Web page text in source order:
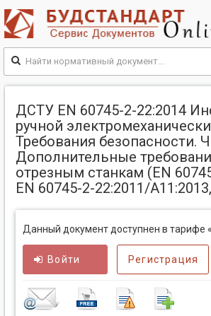
ДСТУ EN 60745-2-22:2014
ручной
Требования безопасности.
Дополнительные
отрезным станкам (EN
EN 60745-2-22:2011/
Данный документ доступнен в
Войти Регистрация